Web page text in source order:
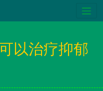
以治疗抑郁